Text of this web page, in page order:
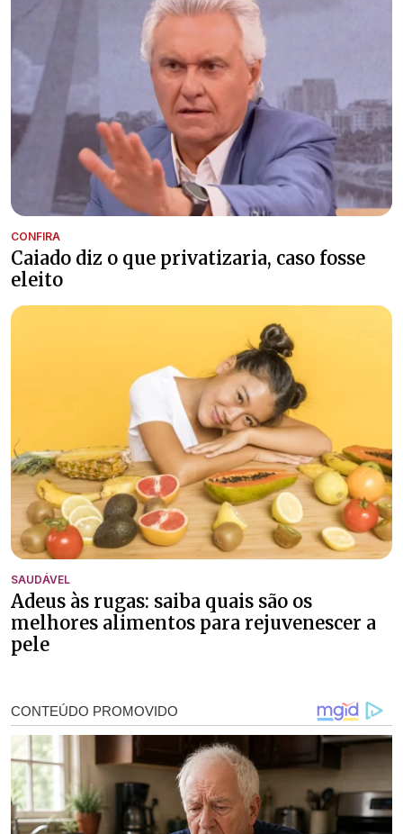
CONFIRA
Caiado diz o que privatizaria, caso fosse
eleito
SAUDÁVEL
Adeus às rugas: saiba quais são os
melhores alimentos para rejuvenescer a
pele